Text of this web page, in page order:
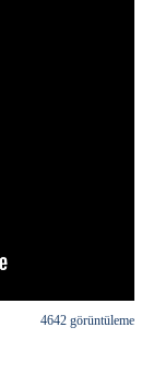
4642 görüntüleme